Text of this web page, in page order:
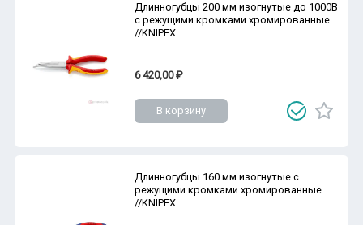
Длинногубцы 200 мм изогнутые до 1000В
с режущими кромками хромированные
//KNIPEX
6 420,00 ₽
В корзину
Длинногубцы 160 мм изогнутые с
режущими кромками хромированные
//KNIPEX